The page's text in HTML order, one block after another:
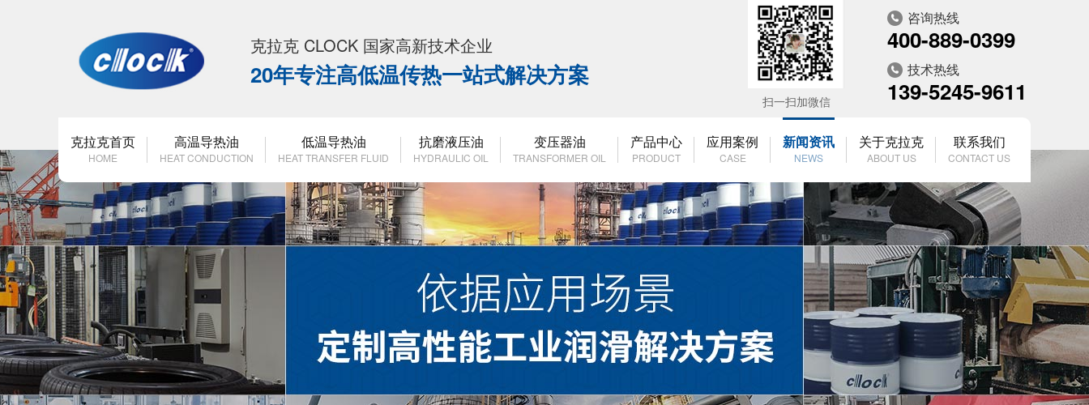
克拉克 CLOCK 国家高新技术企业
20年专注高低温传热一站式解决方案
咨询热线
400-889-0399
技术热线
139-5245-9611
扫一扫加微信
克拉克首页
HOME
高温导热油
HEAT CONDUCTION
低温导热油
HEAT TRANSFER FLUID
抗磨液压油
HYDRAULIC OIL
变压器油
TRANSFORMER OIL
产品中心
PRODUCT
应用案例
CASE
新闻资讯
NEWS
关于克拉克
ABOUT US
联系我们
CONTACT US